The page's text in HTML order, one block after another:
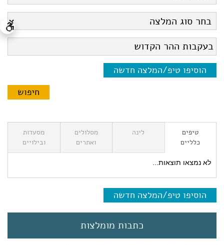
הוסיפו טיפ/המלצה חדשה
טיפים
כלליים
לינה
מסלולים
ואתרים
מסעדות
ובילויים
לא נמצאו תוצאות...
הוסיפו טיפ/המלצה חדשה
כתבות מומלצות